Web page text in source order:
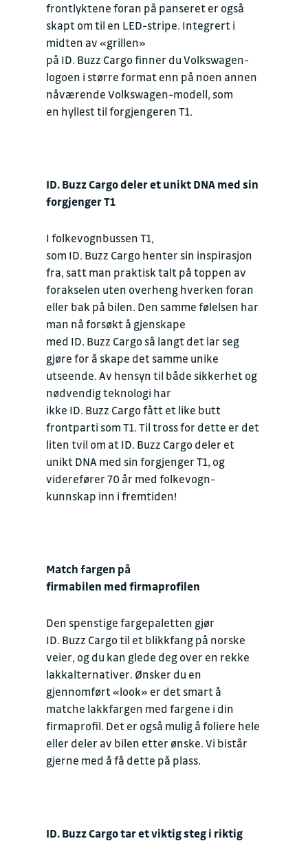
frontlyktene foran på panseret er også
skapt om til en LED-stripe. Integrert i
midten av «grillen»
på ID. Buzz Cargo finner du Volkswagen-
logoen i større format enn på noen annen
nåværende Volkswagen-modell, som
en hyllest til forgjengeren T1.
ID. Buzz Cargo deler et unikt DNA med sin
forgjenger T1
I folkevognbussen T1,
som ID. Buzz Cargo henter sin inspirasjon
fra, satt man praktisk talt på toppen av
forakselen uten overheng hverken foran
eller bak på bilen. Den samme følelsen har
man nå forsøkt å gjenskape
med ID. Buzz Cargo så langt det lar seg
gjøre for å skape det samme unike
utseende. Av hensyn til både sikkerhet og
nødvendig teknologi har
ikke ID. Buzz Cargo fått et like butt
frontparti som T1. Til tross for dette er det
liten tvil om at ID. Buzz Cargo deler et
unikt DNA med sin forgjenger T1, og
viderefører 70 år med folkevogn-
kunnskap inn i fremtiden!
Match fargen på
firmabilen med firmaprofilen
Den spenstige fargepaletten gjør
ID. Buzz Cargo til et blikkfang på norske
veier, og du kan glede deg over en rekke
lakkalternativer. Ønsker du en
gjennomført «look» er det smart å
matche lakkfargen med fargene i din
firmaprofil. Det er også mulig å foliere hele
eller deler av bilen etter ønske. Vi bistår
gjerne med å få dette på plass.
ID. Buzz Cargo tar et viktig steg i riktig